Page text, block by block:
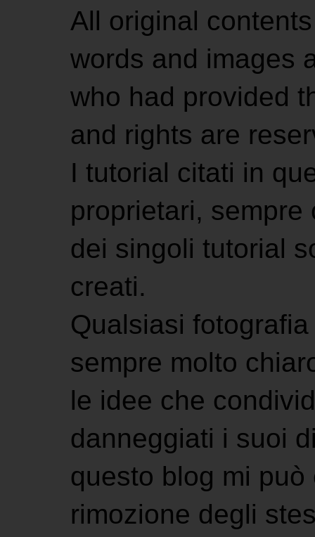
All original
words and images
who had provided
and rights are
I tutorial citati in
proprietari,
dei singoli tutorial
creati.
Qualsiasi
sempre molto
le idee che
danneggiati i suoi
questo blog mi
rimozione degli